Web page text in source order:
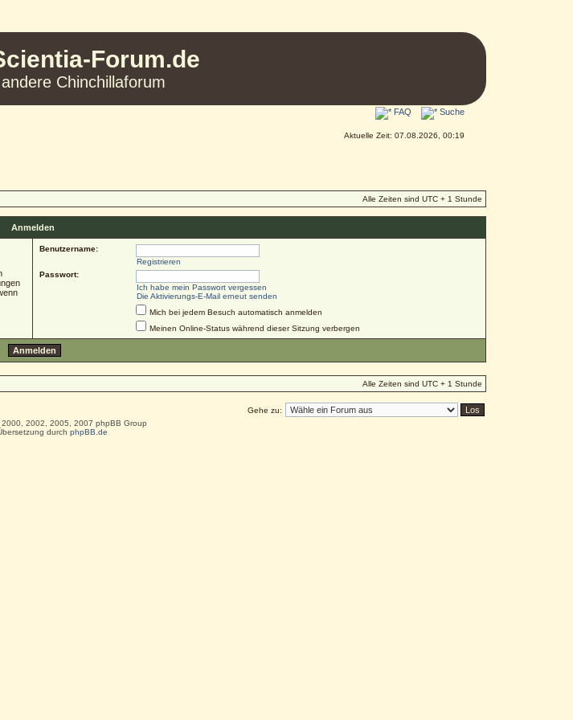
Forum.de
Chinchillaforum
FAQ Suche
Aktuelle Zeit: 07.08.2026, 00:19
Alle Zeiten sind UTC + 1 Stunde
Anmelden
Benutzername:
Registrieren
Passwort:
Ich habe mein Passwort vergessen
Die Aktivierungs-E-Mail erneut senden
Mich bei jedem Besuch automatisch anmelden
Meinen Online-Status während dieser Sitzung verbergen
Alle Zeiten sind UTC + 1 Stunde
Gehe zu:
2002, 2005, 2007 phpBB Group
durch phpBB.de